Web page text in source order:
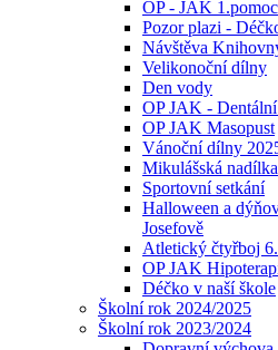
OP - JAK 1.pomoc
Pozor plazi -
Návštěva
Velikonoční dílny
Den vody
OP JAK -
OP JAK Masopust
Vánoční dílny
Mikulášská nadílka
Sportovní setkání
Halloween a
Josefově
Atletický čtyřboj
OP JAK
Déčko v naší škole
Školní rok 2024/2025
Školní rok 2023/2024